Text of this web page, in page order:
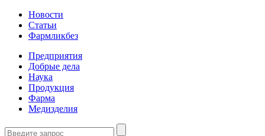
Новости
Статьи
Фармликбез
Предприятия
Добрые дела
Наука
Продукция
Фарма
Медизделия